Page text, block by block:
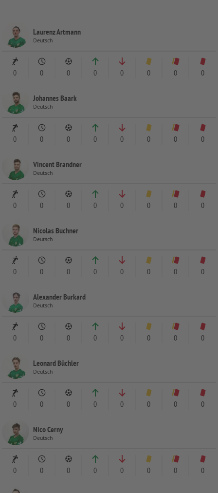
Laurenz Artmann
Deutsch
0 0 0 0 0 0 0 0
Johannes Baark
Deutsch
0 0 0 0 0 0 0 0
Vincent Brandner
Deutsch
0 0 0 0 0 0 0 0
Nicolas Buchner
Deutsch
0 0 0 0 0 0 0 0
Alexander Burkard
Deutsch
0 0 0 0 0 0 0 0
Leonard Büchler
Deutsch
0 0 0 0 0 0 0 0
Nico Cerny
Deutsch
0 0 0 0 0 0 0 0